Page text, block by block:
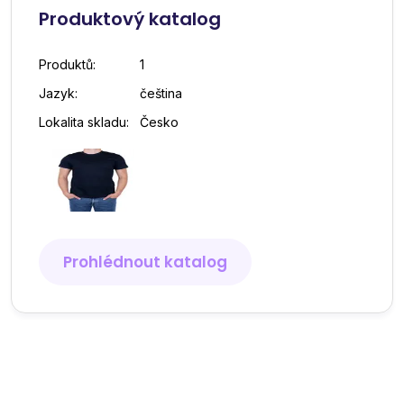
Produktový katalog
Produktů:
1
Jazyk:
čeština
Lokalita skladu:
Česko
Prohlédnout katalog